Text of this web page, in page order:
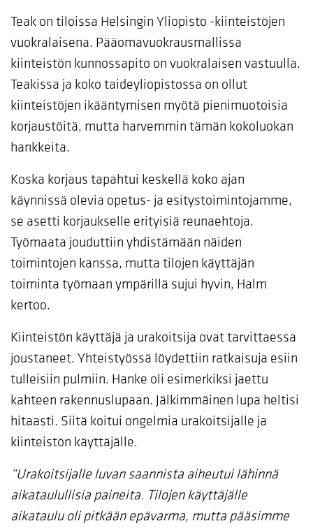
Teak on tiloissa Helsingin Yliopisto -kiinteistöjen
vuokralaisena. Pääomavuokrausmallissa
kiinteistön kunnossapito on vuokralaisen vastuulla.
Teakissa ja koko taideyliopistossa on ollut
kiinteistöjen ikääntymisen myötä pienimuotoisia
korjaustöitä, mutta harvemmin tämän kokoluokan
hankkeita.
Koska korjaus tapahtui keskellä koko ajan
käynnissä olevia opetus- ja esitystoimintojamme,
se asetti korjaukselle erityisiä reunaehtoja.
Työmaata jouduttiin yhdistämään näiden
toimintojen kanssa, mutta tilojen käyttäjän
toiminta työmaan ympärillä sujui hyvin, Halm
kertoo.
Kiinteistön käyttäjä ja urakoitsija ovat tarvittaessa
joustaneet. Yhteistyössä löydettiin ratkaisuja esiin
tulleisiin pulmiin. Hanke oli esimerkiksi jaettu
kahteen rakennuslupaan. Jälkimmäinen lupa heltisi
hitaasti. Siitä koitui ongelmia urakoitsijalle ja
kiinteistön käyttäjälle.
“Urakoitsijalle luvan saannista aiheutui lähinnä
aikataulullisia paineita. Tilojen käyttäjälle
aikataulu oli pitkään epävarma, mutta pääsimme